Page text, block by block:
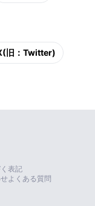
旧：Twitter)
表記
よくある質問